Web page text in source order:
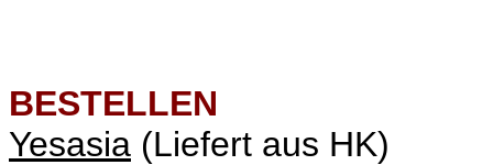
BESTELLEN
Yesasia (Liefert aus HK)